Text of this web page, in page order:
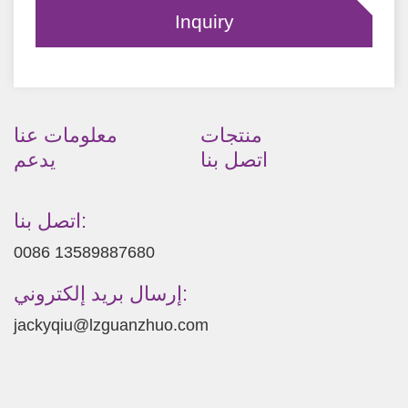
معلومات عنا
منتجات
يدعم
اتصل بنا
اتصل بنا:
0086 13589887680
إرسال بريد إلكتروني:
jackyqiu@lzguanzhuo.com